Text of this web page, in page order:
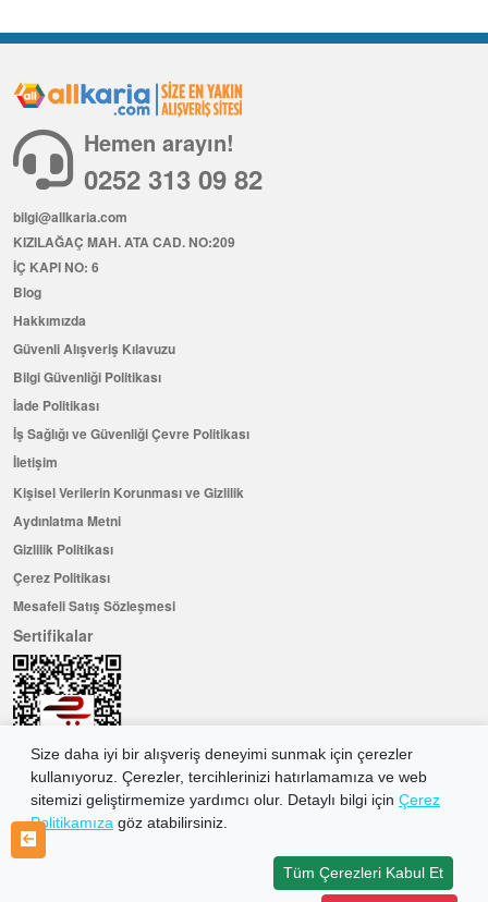
Size daha iyi bir alışveriş deneyimi sunmak için çerezler
kullanıyoruz. Çerezler, tercihlerinizi hatırlamamıza ve web
sitemizi geliştirmemize yardımcı olur. Detaylı bilgi için Çerez
Politikamıza göz atabilirsiniz.
Tüm Çerezleri Kabul Et
Hemen arayın!
0252 313 09 82
bilgi@allkaria.com
KIZILAĞAÇ MAH. ATA CAD. NO:209
İÇ KAPI NO: 6
Blog
Hakkımızda
Güvenli Alışveriş Kılavuzu
Bilgi Güvenliği Politikası
İade Politikası
İş Sağlığı ve Güvenliği Çevre Politikası
İletişim
Kişisel Verilerin Korunması ve Gizlilik
Aydınlatma Metni
Gizlilik Politikası
Çerez Politikası
Mesafeli Satış Sözleşmesi
Sertifikalar
Hemen Üye Olun ...ve 100 ₺ değerinde indirim kuponu kazanın